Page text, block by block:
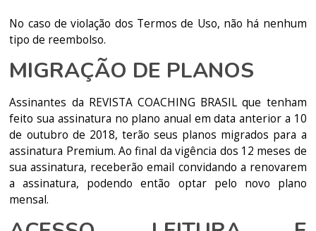
No caso de violação dos Termos de Uso, não há nenhum
tipo de reembolso.
MIGRAÇÃO DE PLANOS
Assinantes da REVISTA COACHING BRASIL que tenham
feito sua assinatura no plano anual em data anterior a 10
de outubro de 2018, terão seus planos migrados para a
assinatura Premium. Ao final da vigência dos 12 meses de
sua assinatura, receberão email convidando a renovarem
a assinatura, podendo então optar pelo novo plano
mensal.